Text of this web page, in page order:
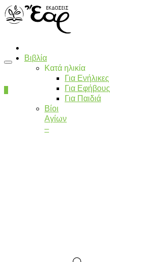
Βιβλία
Κατά ηλικία
Για Ενήλικες
Για Εφήβους
Για Παιδιά
Βίοι
Αγίων
–